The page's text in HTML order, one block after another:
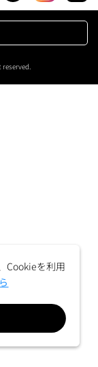
reserved.
Cookieを利用